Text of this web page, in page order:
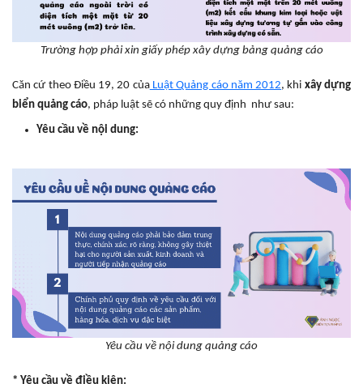
Trường hợp phải xin giấy phép xây dựng bảng quảng cáo
Căn cứ theo Điều 19, 20 củaLuật Quảng cáo năm 2012, khi xây dựng
biển quảng cáo, pháp luật sẽ có những quy định như sau:
Yêu cầu về nội dung:
Yêu cầu về nội dung quảng cáo
* Yêu cầu về điều kiện: